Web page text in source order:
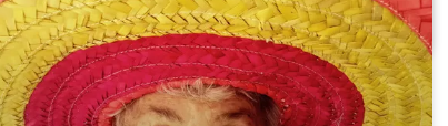
2018-07-18